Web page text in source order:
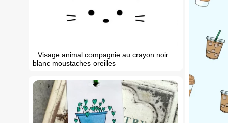
Visage animal compagnie au crayon noir
blanc moustaches oreilles